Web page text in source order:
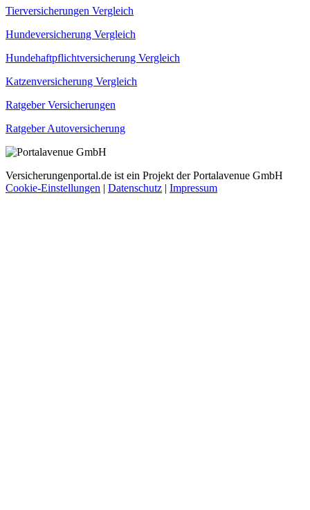
Tierversicherungen Vergleich
Hundeversicherung Vergleich
Hundehaftpflichtversicherung Vergleich
Katzenversicherung Vergleich
Ratgeber Versicherungen
Ratgeber Autoversicherung
Versicherungenportal.de ist ein Projekt der Portalavenue GmbH
Cookie-Einstellungen | Datenschutz | Impressum